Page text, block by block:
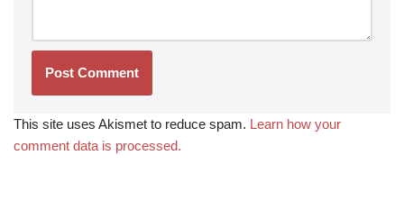
This site uses Akismet to reduce spam. Learn how your
comment data is processed.